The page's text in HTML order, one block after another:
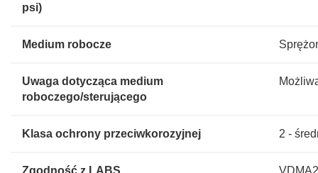
psi)
Medium robocze
Uwaga dotycząca medium
roboczego/sterującego
Klasa ochrony przeciwkorozyjnej 2 -
Zgodność z LABS